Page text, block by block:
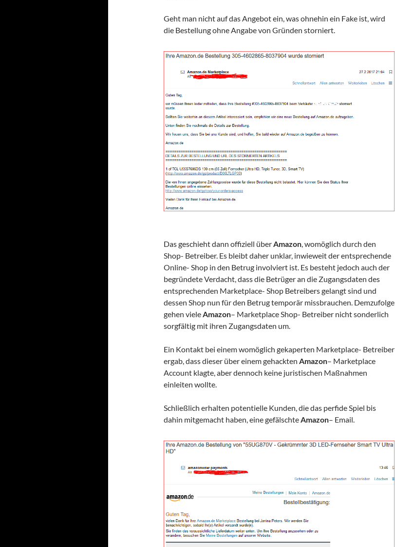
Geht man nicht auf das Angebot ein, was ohnehin ein Fake ist, wird
die Bestellung ohne Angabe von Gründen storniert.
Das geschieht dann offiziell über Amazon , womöglich durch den
Shop- Betreiber. Es bleibt daher unklar, inwieweit der entsprechende
Online- Shop in den Betrug involviert ist. Es besteht jedoch auch der
begründete Verdacht, dass die Betrüger an die Zugangsdaten des
entsprechenden Marketplace- Shop Betreibers gelangt sind und
dessen Shop nun für den Betrug temporär missbrauchen. Demzufolge
gehen viele Amazon– Marketplace Shop- Betreiber nicht sonderlich
sorgfältig mit ihren Zugangsdaten um.
Ein Kontakt bei einem womöglich gekaperten Marketplace- Betreiber
ergab, dass dieser über einem gehackten Amazon– Marketplace
Account klagte, aber dennoch keine juristischen Maßnahmen
einleiten wollte.
Schließlich erhalten potentielle Kunden, die das perfide Spiel bis
dahin mitgemacht haben, eine gefälschte Amazon– Email.